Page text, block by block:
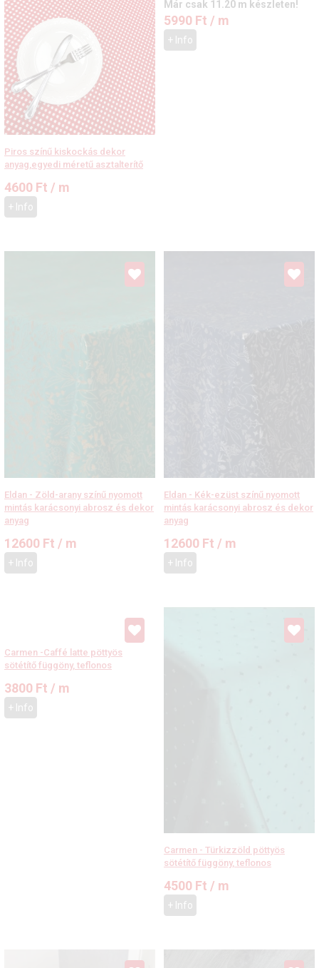
Piros színű kiskockás dekor
anyag,egyedi méretű asztalterítő
4600 Ft / m
+ Info
Már csak 11.20 m készleten!
5990 Ft / m
+ Info
Eldan - Zöld-arany színű nyomott
mintás karácsonyi abrosz és dekor
anyag
12600 Ft / m
+ Info
Eldan - Kék-ezüst színű nyomott
mintás karácsonyi abrosz és dekor
anyag
12600 Ft / m
+ Info
Carmen -Caffé latte pöttyös
sötétítő függöny, teflonos
3800 Ft / m
+ Info
Carmen - Türkizzöld pöttyös
sötétítő függöny, teflonos
4500 Ft / m
+ Info